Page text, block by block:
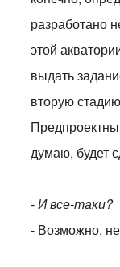
разработано
этой
выдать
вторую
думаю, будет
- И все-таки?
- Возможно,